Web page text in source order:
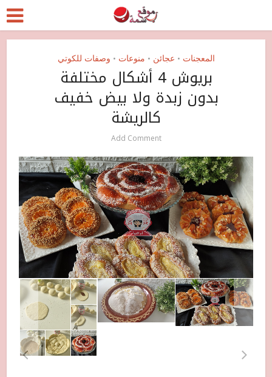
المعجنات • عجائن • منوعات • وصفات للكوتي
بريوش 4 أشكال مختلفة
بدون زبدة ولا بيض خفيف
كالريشة
Add Comment